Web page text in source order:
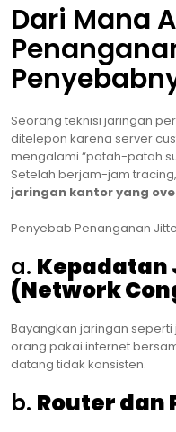
Dari Mana
Seorang teknisi jaringan
ditelepon karena server
mengalami “patah-patah
Setelah berjam-jam
jaringan kantor yang
Penyebab Penanganan
a. Kepadatan
(Network
Bayangkan jaringan
orang pakai internet
datang tidak konsisten.
b. Router dan